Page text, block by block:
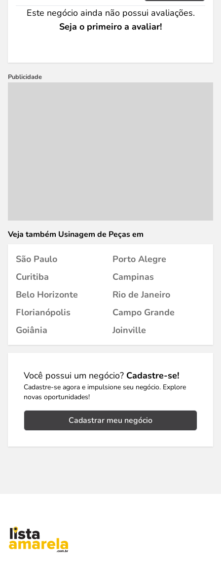
Este negócio ainda não possui avaliações.
Seja o primeiro a avaliar!
Publicidade
Veja também Usinagem de Peças em
São Paulo
Porto Alegre
Curitiba
Campinas
Belo Horizonte
Rio de Janeiro
Florianópolis
Campo Grande
Goiânia
Joinville
Você possui um negócio? Cadastre-se!
Cadastre-se agora e impulsione seu negócio. Explore
novas oportunidades!
Cadastrar meu negócio